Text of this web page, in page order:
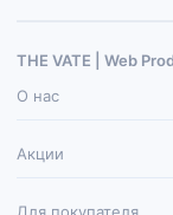
THE VATE | Web
О нас
Акции